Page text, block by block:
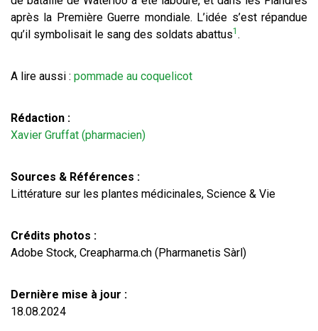
après la Première Guerre mondiale. L’idée s’est répandue
qu’il symbolisait le sang des soldats abattus1 .
A lire aussi : pommade au coquelicot
Rédaction :
Xavier Gruffat (pharmacien)
Sources & Références :
Littérature sur les plantes médicinales, Science & Vie
Crédits photos :
Adobe Stock, Creapharma.ch (Pharmanetis Sàrl)
Dernière mise à jour :
18.08.2024